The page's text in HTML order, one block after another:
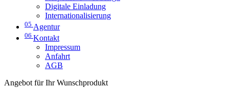
Digitale Einladung
Internationalisierung
05 Agentur
06 Kontakt
Impressum
Anfahrt
AGB
Angebot für Ihr Wunschprodukt